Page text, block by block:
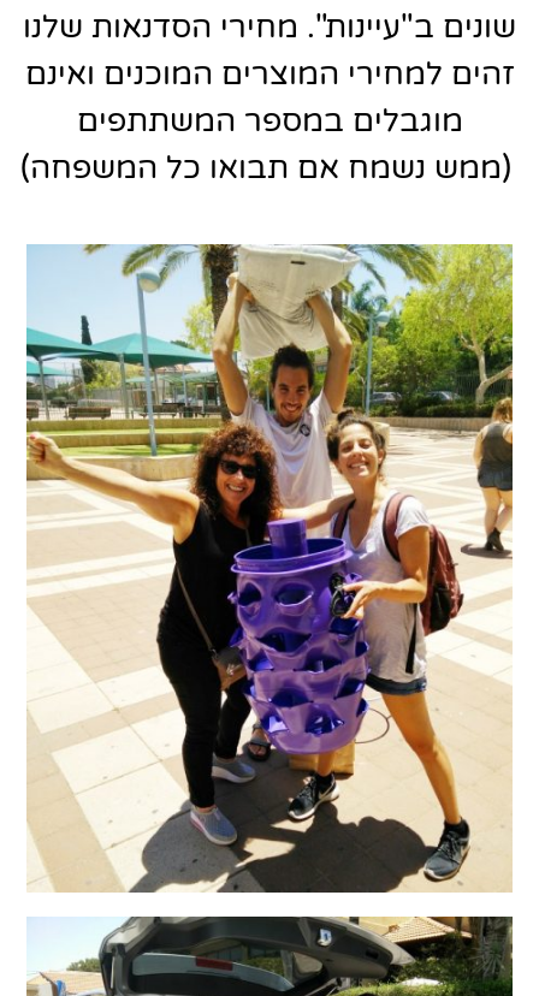
שונים ב"עיינות". מחירי הסדנאות שלנו
זהים למחירי המוצרים המוכנים ואינם
מוגבלים במספר המשתתפים
(ממש נשמח אם תבואו כל המשפחה)